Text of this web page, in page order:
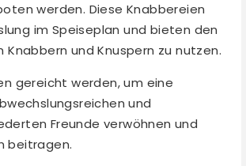
werden. Diese Knabbereien
im Speiseplan und bieten den
und Knuspern zu nutzen.
gereicht werden, um eine
und
Freunde verwöhnen und
beitragen.